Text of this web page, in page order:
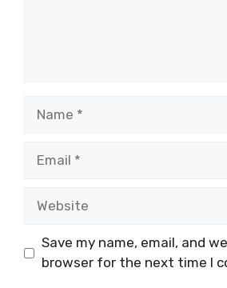
Save my name, email, and
browser for the next time I